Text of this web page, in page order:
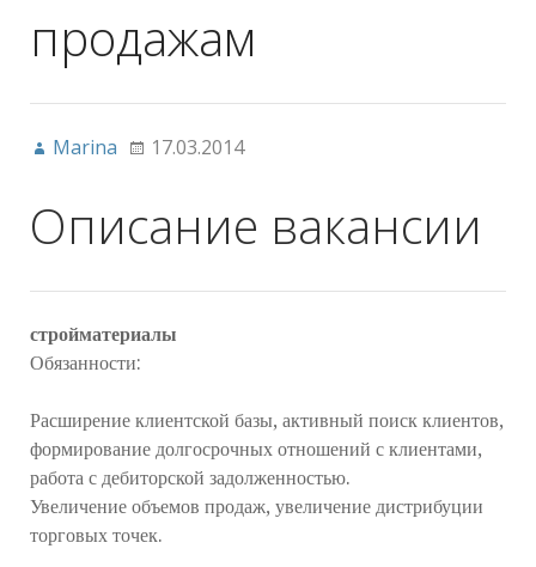
продажам
Marina 17.03.2014
Описание вакансии
стройматериалы
Обязанности:
Расширение клиентской базы, активный поиск клиентов,
формирование долгосрочных отношений с клиентами,
работа с дебиторской задолженностью.
Увеличение объемов продаж, увеличение дистрибуции
торговых точек.